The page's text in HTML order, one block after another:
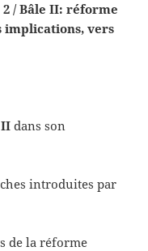
/ Bâle II: réforme
implications, vers
dans son
introduites par
de la réforme